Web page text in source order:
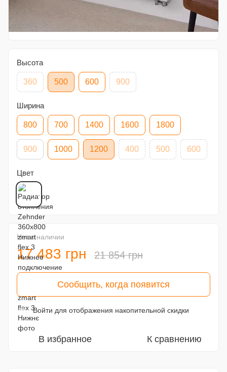
Высота
360 500 600 900
Ширина
800 700 1400 1600 1800
900 1000 1200 400 500 600
Цвет
Нет в наличии
17 483 грн 21 854 грн
Сообщить, когда появится
% Войти для отображения накопительной скидки
В избранное К сравнению